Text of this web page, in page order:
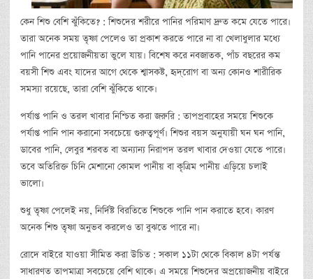
কেন শিশু বেশি ঝুঁকিতে? : শিশুদের শরীরে পানির পরিমাণ দ্রুত কমে যেতে পারে।
তারা অনেক সময় তৃষ্ণা পেলেও তা প্রকাশ করতে পারে না বা খেলাধুলার মধ্যে
পানি পানের প্রয়োজনীয়তা ভুলে যায়। বিশেষ করে নবজাতক, পাঁচ বছরের কম
বয়সী শিশু এবং যাদের আগে থেকে শ্বাসকষ্ট, হৃদ্‌রোগ বা অন্য কোনও শারীরিক
সমস্যা রয়েছে, তারা বেশি ঝুঁকিতে থাকে।
পর্যাপ্ত পানি ও তরল খাবার নিশ্চিত করা জরুরি : তাপপ্রবাহের সময়ে শিশুকে
পর্যাপ্ত পানি পান করানো সবচেয়ে গুরুত্বপূর্ণ। শিশুর বয়স অনুযায়ী ঘন ঘন পানি,
ডাবের পানি, লেবুর শরবত বা অন্যান্য নিরাপদ তরল খাবার দেওয়া যেতে পারে।
তবে অতিরিক্ত চিনি মেশানো কোমল পানীয় বা কৃত্রিম পানীয় এড়িয়ে চলাই
ভালো।
শুধু তৃষ্ণা পেলেই নয়, নির্দিষ্ট বিরতিতে শিশুকে পানি পান করাতে হবে। কারণ
অনেক শিশু তৃষ্ণা অনুভব করলেও তা বুঝতে পারে না।
রোদে বাইরে যাওয়া সীমিত করা উচিত : সকাল ১১টা থেকে বিকাল ৪টা পর্যন্ত
সাধারণত তাপমাত্রা সবচেয়ে বেশি থাকে। এ সময়ে শিশুদের অপ্রয়োজনীয় বাইরে